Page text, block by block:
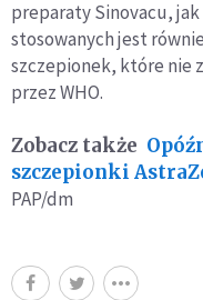
preparaty Sinovacu,
stosowanych jest
szczepionek, które nie
przez WHO.
Zobacz także
szczepionki
PAP/dm